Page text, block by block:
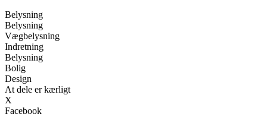
Belysning
Belysning
Vægbelysning
Indretning
Belysning
Bolig
Design
At dele er kærligt
X
Facebook